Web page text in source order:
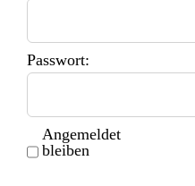
Passwort:
Angemeldet
bleiben